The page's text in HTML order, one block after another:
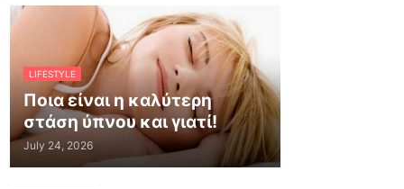
LIFESTYLE
Ποια είναι η καλύτερη
στάση ύπνου και γιατί!
July 24, 2026